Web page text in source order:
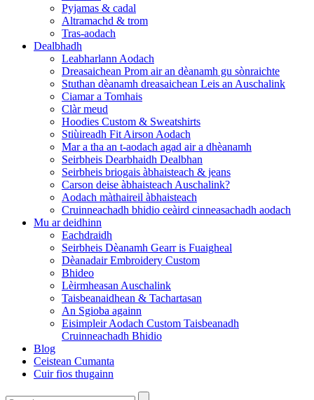
Pyjamas & cadal
Altramachd & trom
Tras-aodach
Dealbhadh
Leabharlann Aodach
Dreasaichean Prom air an dèanamh gu sònraichte
Stuthan dèanamh dreasaichean Leis an Auschalink
Ciamar a Tomhais
Clàr meud
Hoodies Custom & Sweatshirts
Stiùireadh Fit Airson Aodach
Mar a tha an t-aodach agad air a dhèanamh
Seirbheis Dearbhaidh Dealbhan
Seirbheis briogais àbhaisteach & jeans
Carson deise àbhaisteach Auschalink?
Aodach màthaireil àbhaisteach
Cruinneachadh bhidio ceàird cinneasachadh aodach
Mu ar deidhinn
Eachdraidh
Seirbheis Dèanamh Gearr is Fuaigheal
Dèanadair Embroidery Custom
Bhideo
Lèirmheasan Auschalink
Taisbeanaidhean & Tachartasan
An Sgioba againn
Eisimpleir Aodach Custom Taisbeanadh
Cruinneachadh Bhidio
Blog
Ceistean Cumanta
Cuir fios thugainn